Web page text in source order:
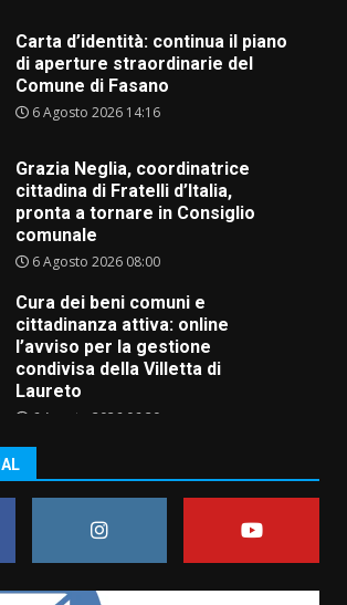
Grazia Neglia, coordinatrice
cittadina di Fratelli d’Italia,
pronta a tornare in Consiglio
comunale
6 Agosto 2026 08:00
Cura dei beni comuni e
cittadinanza attiva: online
l’avviso per la gestione
condivisa della Villetta di
Laureto
La magia del Minareto e la prima
assoluta de “L’Albergo
Belvedere. Il rapimento”
6 Agosto 2026 06:15
“I Contestatori: Musica di
Rivoluzione”: nuovo
7 Agosto 2026 06:05
US Fasano, Scianaro: “Profonda